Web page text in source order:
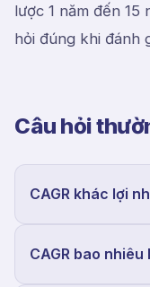
lược 1 năm đến 15
hỏi đúng khi đánh
Câu hỏi
CAGR khác lợi
CAGR bao